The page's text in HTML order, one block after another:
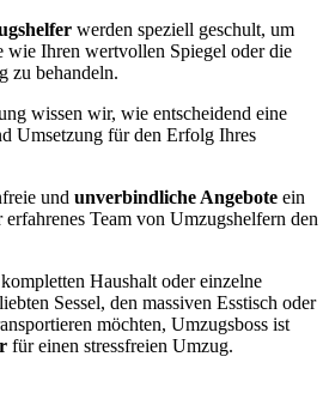
werden speziell geschult, um
wie Ihren wertvollen Spiegel oder die
zu behandeln.
wissen wir, wie entscheidend eine
Umsetzung für den Erfolg Ihres
und unverbindliche Angebote ein
Team von Umzugshelfern den
Haushalt oder einzelne
Sessel, den massiven Esstisch oder
möchten, Umzugsboss ist
für einen stressfreien Umzug.